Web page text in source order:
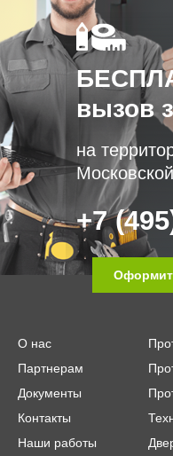
вызов
на
+7
О нас
Партнерам
Документы
Контакты
Наши работы